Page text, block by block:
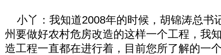
小丫：我知道2008年的时候，胡锦涛总书
州要做好农村危房改造的这样一个工程，我
造工程一直都在进行着，目前您所了解的一